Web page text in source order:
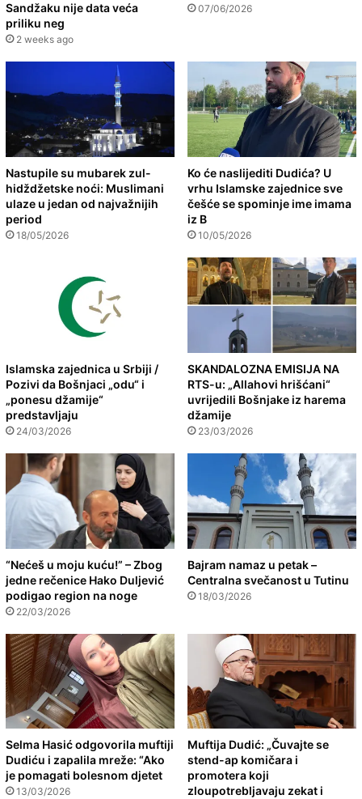
Sandžaku nije data veća
priliku neg
2 weeks ago
07/06/2026
Nastupile su mubarek zul-
hidždžetske noći: Muslimani
ulaze u jedan od najvažnijih
period
18/05/2026
Ko će naslijediti Dudića? U
vrhu Islamske zajednice sve
češće se spominje ime imama
iz B
10/05/2026
Islamska zajednica u Srbiji /
Pozivi da Bošnjaci „odu“ i
„ponesu džamije“
predstavljaju
24/03/2026
SKANDALOZNA EMISIJA NA
RTS-u: „Allahovi hrišćani“
uvrijedili Bošnjake iz harema
džamije
23/03/2026
“Nećeš u moju kuću!” – Zbog
jedne rečenice Hako Duljević
podigao region na noge
22/03/2026
Bajram namaz u petak –
Centralna svečanost u Tutinu
18/03/2026
Selma Hasić odgovorila muftiji
Dudiću i zapalila mreže: “Ako
je pomagati bolesnom djetet
13/03/2026
Muftija Dudić: „Čuvajte se
stend-ap komičara i
promotera koji
zloupotrebljavaju zekat i